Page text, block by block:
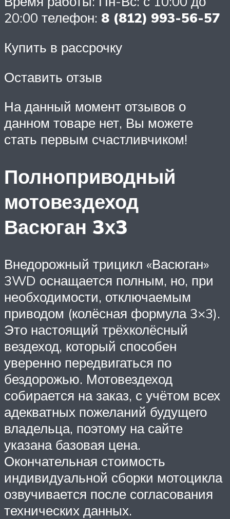
20:00 телефон: 8 (812) 993-56-57
Купить в рассрочку
Оставить отзыв
На данный момент отзывов о
данном товаре нет, Вы можете
стать первым счастливчиком!
Полноприводный
мотовездеход
Васюган 3х3
Внедорожный трицикл «Васюган»
3WD оснащается полным, но, при
необходимости, отключаемым
приводом (колёсная формула 3×3).
Это настоящий трёхколёсный
вездеход, который способен
уверенно передвигаться по
бездорожью. Мотовездеход
собирается на заказ, с учётом всех
адекватных пожеланий будущего
владельца, поэтому на сайте
указана базовая цена.
Окончательная стоимость
индивидуальной сборки мотоцикла
озвучивается после согласования
технических данных.